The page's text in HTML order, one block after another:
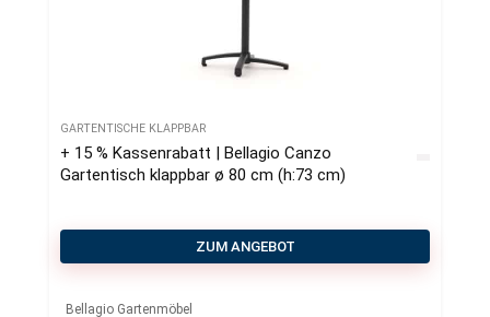
GARTENTISCHE KLAPPBAR
+ 15 % Kassenrabatt | Bellagio Canzo
Gartentisch klappbar ø 80 cm (h:73 cm)
ZUM ANGEBOT
Bellagio Gartenmöbel